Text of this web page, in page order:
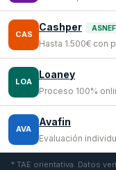
CAS
Cashper
Hasta 1.500€ con
LOA
Loaney
Proceso 100%
AVA
Avafin
Evaluación
* TAE orientativa. Datos